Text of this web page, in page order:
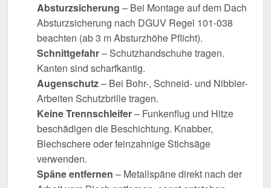
Absturzsicherung – Bei Montage auf dem Dach
Absturzsicherung nach DGUV Regel 101-038
beachten (ab 3 m Absturzhöhe Pflicht).
Schnittgefahr– Schutzhandschuhe tragen.
Kanten sind scharfkantig.
Augenschutz– Bei Bohr-, Schneid- und Nibbler-
Arbeiten Schutzbrille tragen.
Keine Trennschleifer– Funkenflug und Hitze
beschädigen die Beschichtung. Knabber,
Blechschere oder feinzahnige Stichsäge
verwenden.
Späne entfernen – Metallspäne direkt nach der